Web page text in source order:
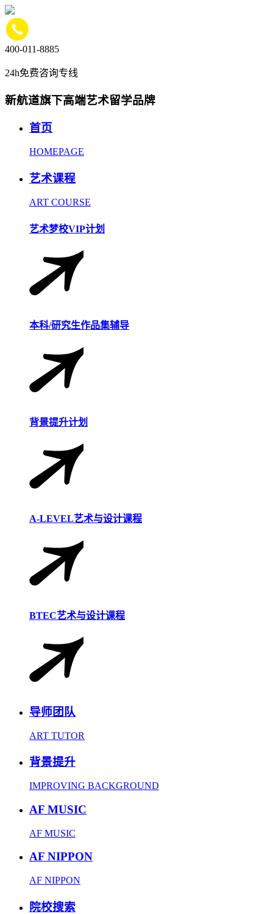
400-011-8885
24h免费咨询专线
新航道旗下高端艺术留学品牌
首页
HOMEPAGE
艺术课程
ART COURSE
艺术梦校VIP计划
本科/研究生作品集辅导
背景提升计划
A-LEVEL艺术与设计课程
BTEC艺术与设计课程
导师团队
ART TUTOR
背景提升
IMPROVING BACKGROUND
AF MUSIC
AF MUSIC
AF NIPPON
AF NIPPON
院校搜索